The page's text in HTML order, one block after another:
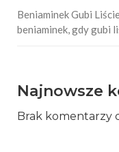
Beniaminek Gubi
beniaminek, gdy gubi
Najnowsze
Brak komentarzy